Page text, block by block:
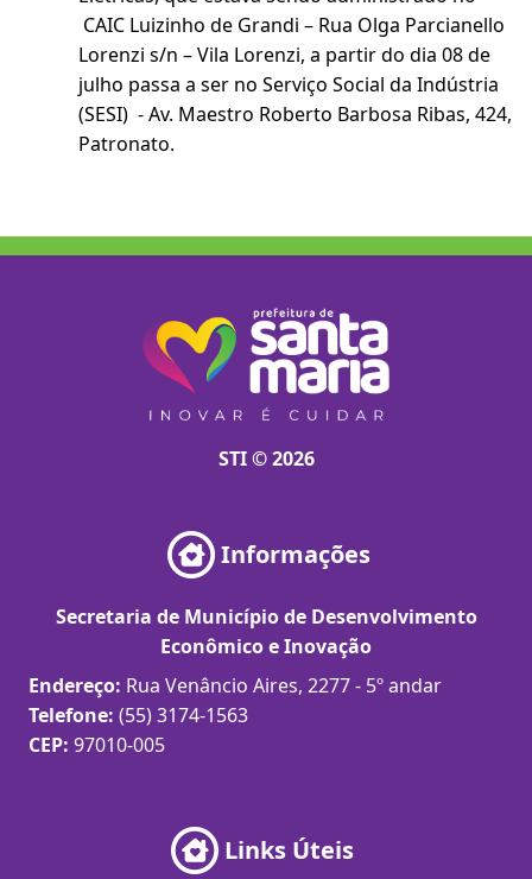
CAIC Luizinho de Grandi – Rua Olga Parcianello
Lorenzi s/n – Vila Lorenzi, a partir do dia 08 de
julho passa a ser no Serviço Social da Indústria
(SESI) - Av. Maestro Roberto Barbosa Ribas, 424,
Patronato.
STI © 2026
Informações
Secretaria de Município de Desenvolvimento
Econômico e Inovação
Endereço: Rua Venâncio Aires, 2277 - 5º andar
Telefone: (55) 3174-1563
CEP: 97010-005
Links Úteis